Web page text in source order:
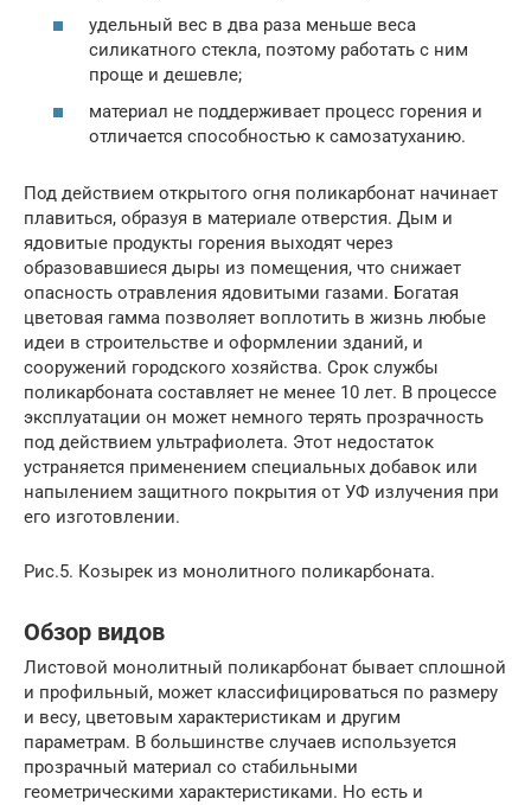
удельный вес в два раза меньше веса
силикатного стекла, поэтому работать с ним
проще и дешевле;
материал не поддерживает процесс горения и
отличается способностью к самозатуханию.
Под действием открытого огня поликарбонат начинает
плавиться, образуя в материале отверстия. Дым и
ядовитые продукты горения выходят через
образовавшиеся дыры из помещения, что снижает
опасность отравления ядовитыми газами. Богатая
цветовая гамма позволяет воплотить в жизнь любые
идеи в строительстве и оформлении зданий, и
сооружений городского хозяйства. Срок службы
поликарбоната составляет не менее 10 лет. В процессе
эксплуатации он может немного терять прозрачность
под действием ультрафиолета. Этот недостаток
устраняется применением специальных добавок или
напылением защитного покрытия от УФ излучения при
его изготовлении.
Рис.5. Козырек из монолитного поликарбоната.
Обзор видов
Листовой монолитный поликарбонат бывает сплошной
и профильный, может классифицироваться по размеру
и весу, цветовым характеристикам и другим
параметрам. В большинстве случаев используется
прозрачный материал со стабильными
геометрическими характеристиками. Но есть и